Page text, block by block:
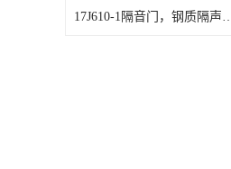
17J610-1隔音门，钢质隔